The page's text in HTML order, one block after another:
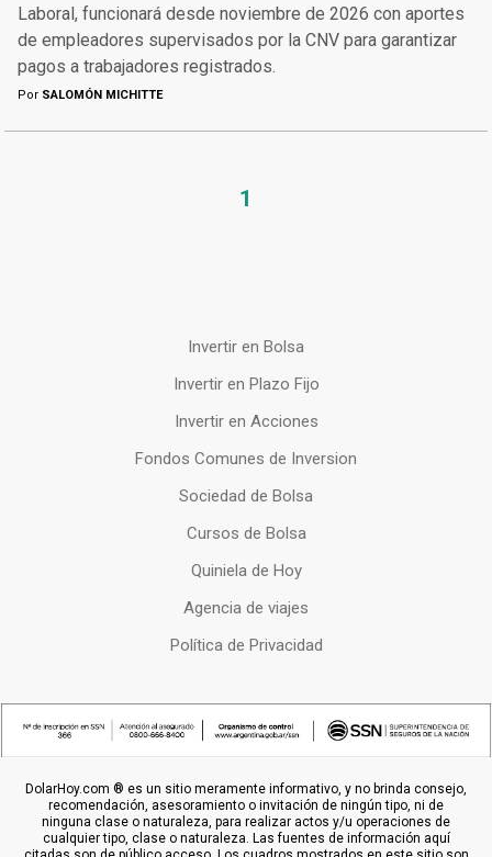
Laboral, funcionará desde noviembre de 2026 con aportes
de empleadores supervisados por la CNV para garantizar
pagos a trabajadores registrados.
Por SALOMÓN MICHITTE
1
Invertir en Bolsa
Invertir en Plazo Fijo
Invertir en Acciones
Fondos Comunes de Inversion
Sociedad de Bolsa
Cursos de Bolsa
Quiniela de Hoy
Agencia de viajes
Política de Privacidad
DolarHoy.com ® es un sitio meramente informativo, y no brinda consejo,
recomendación, asesoramiento o invitación de ningún tipo, ni de
ninguna clase o naturaleza, para realizar actos y/u operaciones de
cualquier tipo, clase o naturaleza. Las fuentes de información aquí